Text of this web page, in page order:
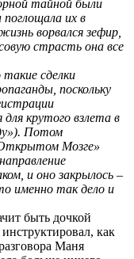
тайной были
поглощала их в
ворвался зефир,
страсть она все
сделки
поскольку
крутого взлета в
Потом
Мозге»
и оно закрылось –
именно так дело и
быть дочкой
как
Маня